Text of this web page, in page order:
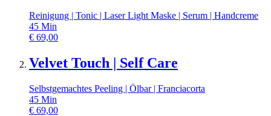
Reinigung | Tonic | Laser Light Maske | Serum | Handcreme
45 Min
€ 69,00
Velvet Touch | Self Care
Selbstgemachtes Peeling | Ölbar | Franciacorta
45 Min
€ 69,00